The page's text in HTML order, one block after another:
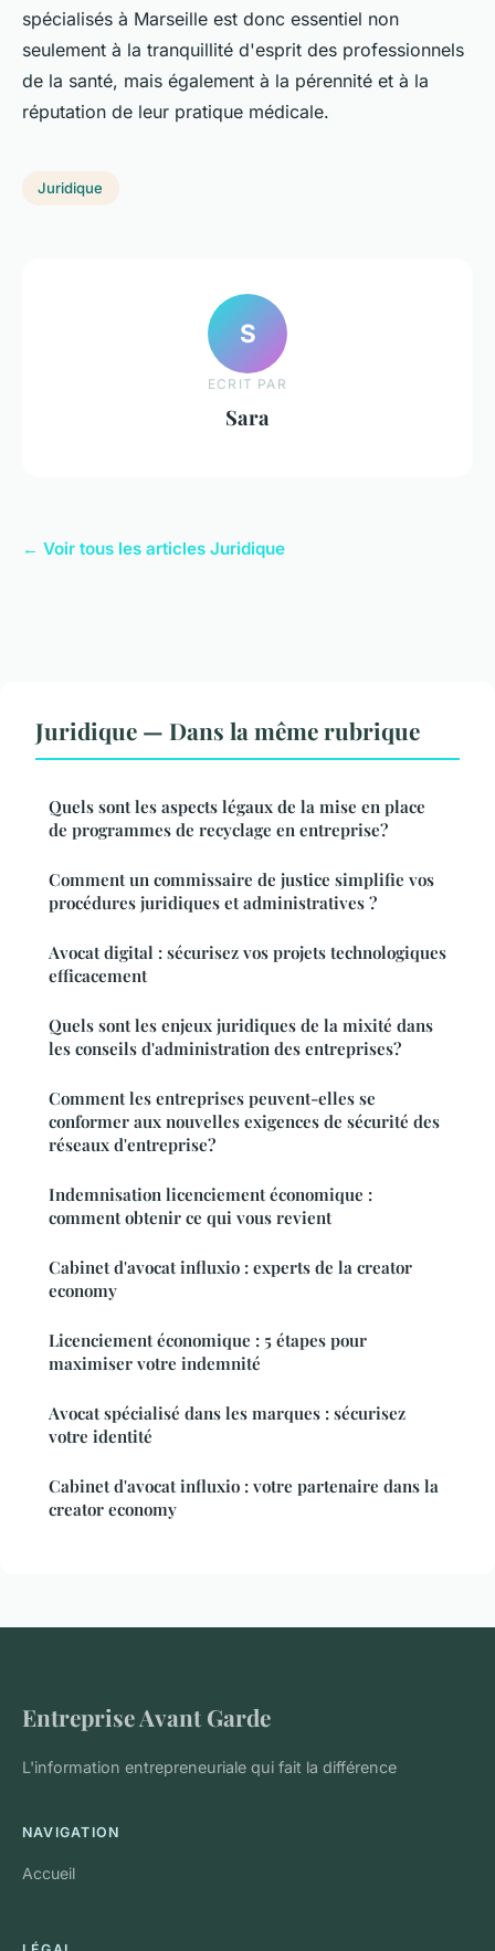
spécialisés à Marseille est donc essentiel non
seulement à la tranquillité d'esprit des professionnels
de la santé, mais également à la pérennité et à la
réputation de leur pratique médicale.
Juridique
S
ECRIT PAR
Sara
← Voir tous les articles Juridique
Juridique — Dans la même rubrique
Quels sont les aspects légaux de la mise en place
de programmes de recyclage en entreprise?
Comment un commissaire de justice simplifie vos
procédures juridiques et administratives ?
Avocat digital : sécurisez vos projets technologiques
efficacement
Quels sont les enjeux juridiques de la mixité dans
les conseils d'administration des entreprises?
Comment les entreprises peuvent-elles se
conformer aux nouvelles exigences de sécurité des
réseaux d'entreprise?
Indemnisation licenciement économique :
comment obtenir ce qui vous revient
Cabinet d'avocat influxio : experts de la creator
economy
Licenciement économique : 5 étapes pour
maximiser votre indemnité
Avocat spécialisé dans les marques : sécurisez
votre identité
Cabinet d'avocat influxio : votre partenaire dans la
creator economy
Entreprise Avant Garde
L'information entrepreneuriale qui fait la différence
NAVIGATION
Accueil